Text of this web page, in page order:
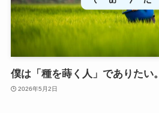
僕は「種を蒔く人」でありたい。
2026年5月2日